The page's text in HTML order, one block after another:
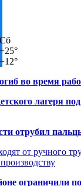
Сб
+25°
+12°
во время
лагеря
отрубил
от ручного
ограничили